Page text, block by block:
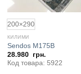
200×290
КИЛИМИ
Sendos M175B
28.980 грн.
Код товара: 5922